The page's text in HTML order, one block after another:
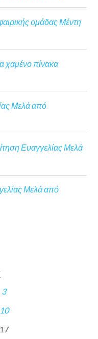
ομάδας Μέντη
χαμένο πίνακα
Μελά από
Ευαγγελίας Μελά
Μελά από
3
10
17